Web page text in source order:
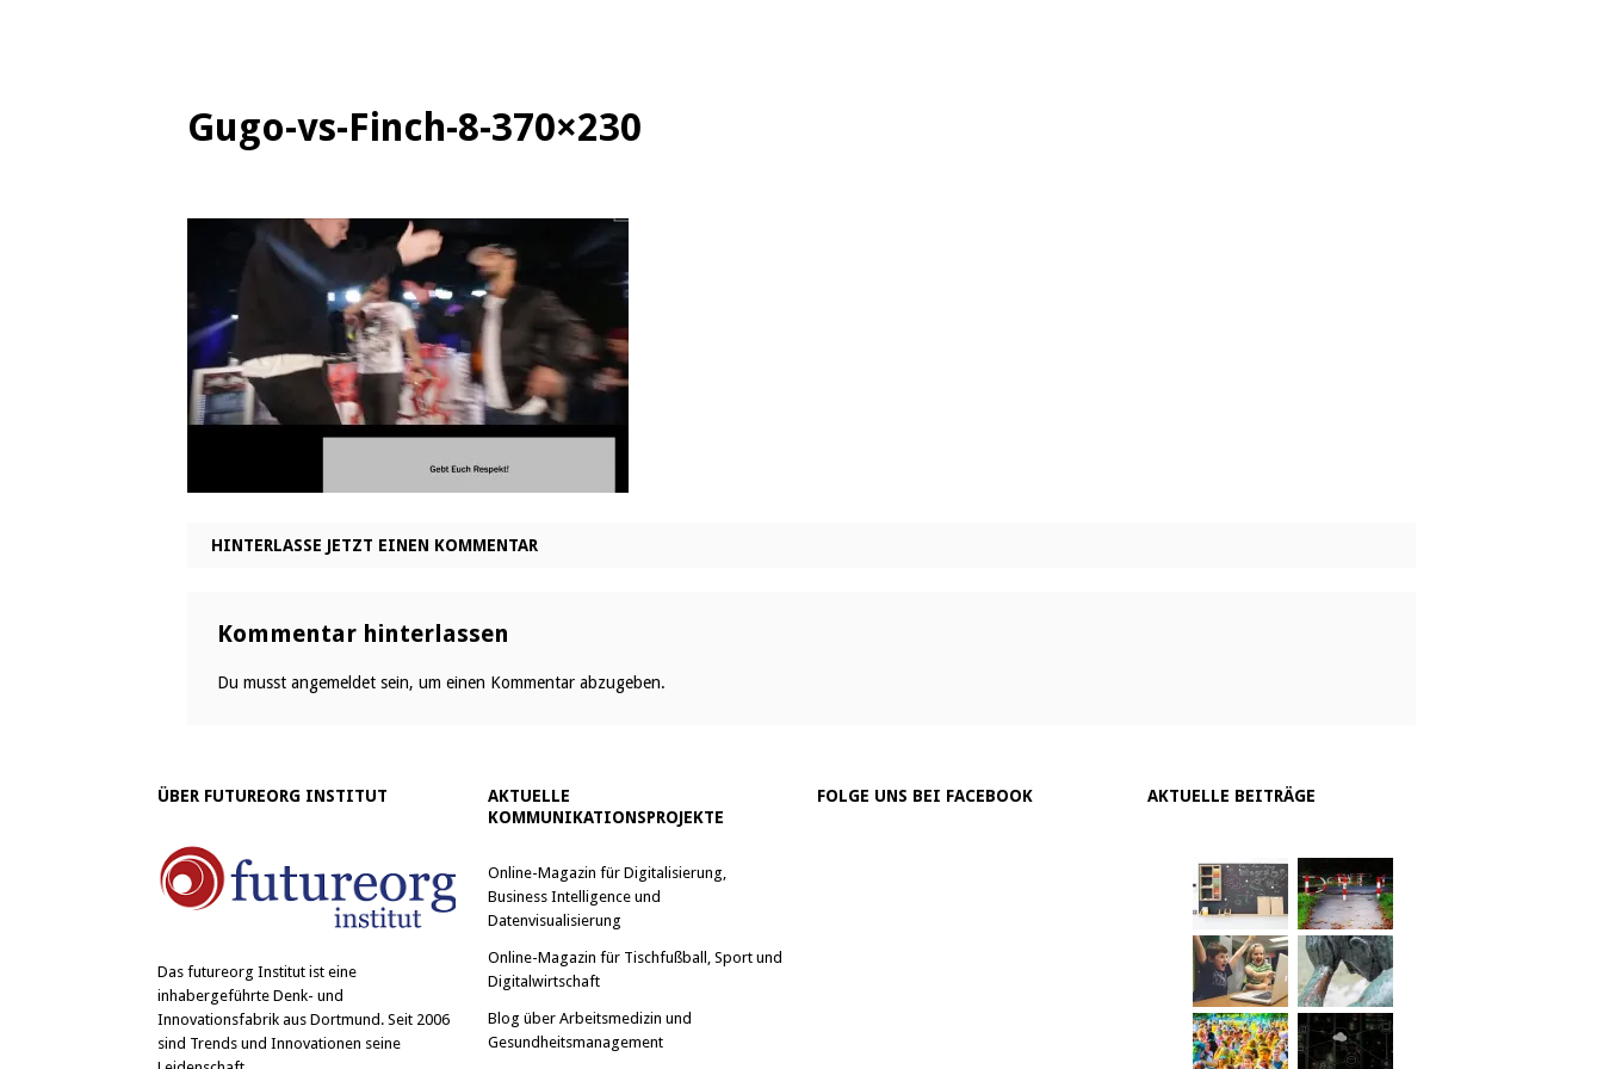
Gugo-vs-Finch-8-370×230
HINTERLASSE JETZT EINEN KOMMENTAR
Kommentar hinterlassen
Du musst angemeldet sein, um einen Kommentar abzugeben.
ÜBER FUTUREORG INSTITUT
Das futureorg Institut ist eine
inhabergeführte Denk- und
Innovationsfabrik aus Dortmund. Seit 2006
sind Trends und Innovationen seine
AKTUELLE
KOMMUNIKATIONSPROJEKTE
Online-Magazin für Digitalisierung,
Business Intelligence und
Datenvisualisierung
Online-Magazin für Tischfußball, Sport und
Digitalwirtschaft
Blog über Arbeitsmedizin und
Gesundheitsmanagement
FOLGE UNS BEI FACEBOOK AKTUELLE BEITRÄGE